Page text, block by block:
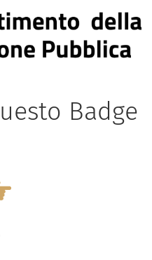
Badge